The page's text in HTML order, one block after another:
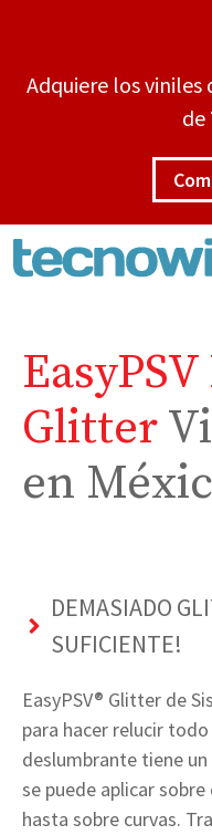
contenido
Adquiere los viniles
de
Glitter
en
DEMASIADO
SUFICIENTE!
EasyPSV® Glitter de
para hacer relucir
deslumbrante tiene
se puede aplicar
hasta sobre curvas.